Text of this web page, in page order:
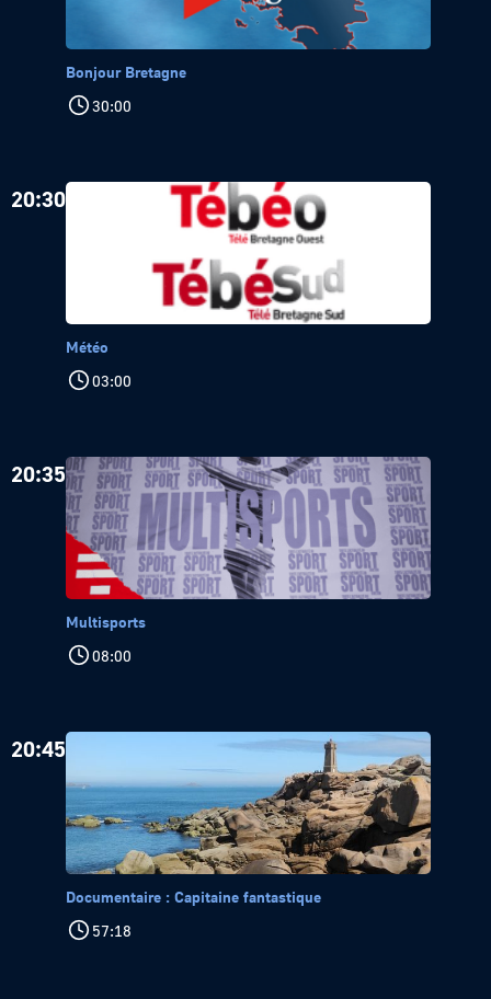
Bonjour Bretagne
30:00
20:30
Météo
03:00
20:35
Multisports
08:00
20:45
Documentaire : Capitaine fantastique
57:18